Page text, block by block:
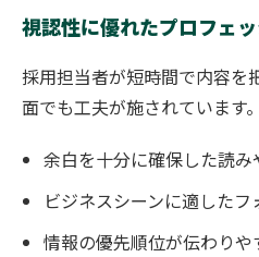
視認性に優れたプロフェ
採用担当者が短時間で内容を
面でも工夫が施されています。
余白を十分に確保した読み
ビジネスシーンに適したフ
情報の優先順位が伝わりや